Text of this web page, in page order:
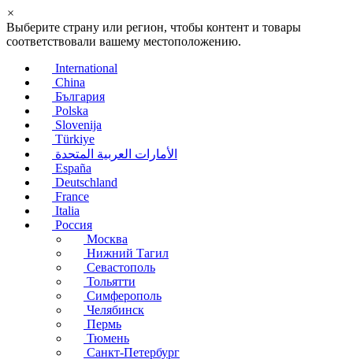
×
Выберите страну или регион, чтобы контент и товары
соответствовали вашему местоположению.
International
China
България
Polska
Slovenija
Türkiye
الأمارات العربية المتحدة
España
Deutschland
France
Italia
Россия
Москва
Нижний Тагил
Севастополь
Тольятти
Симферополь
Челябинск
Пермь
Тюмень
Санкт-Петербург